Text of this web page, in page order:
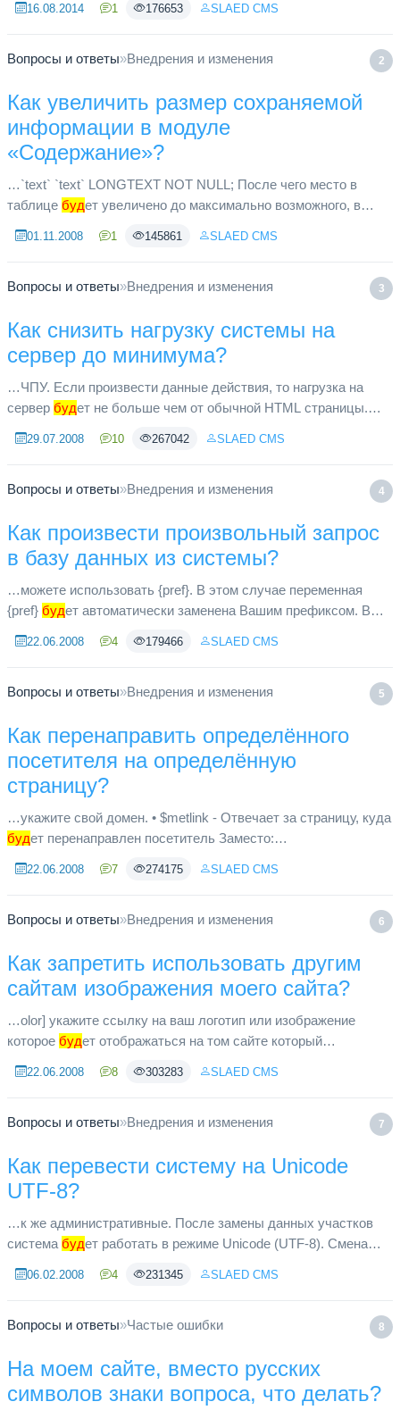
мне не изменяет памя...
16.08.2014 1 176653 SLAED CMS
2
Вопросы и ответы»Внедрения и изменения
Как увеличить размер сохраняемой
информации в модуле
«Содержание»?
…`text` `text` LONGTEXT NOT NULL; После чего место в
таблице будет увеличено до максимально возможного, в
допустимые размеры зав...
01.11.2008 1 145861 SLAED CMS
3
Вопросы и ответы»Внедрения и изменения
Как снизить нагрузку системы на
сервер до минимума?
…ЧПУ. Если произвести данные действия, то нагрузка на
сервер будет не больше чем от обычной HTML страницы.
включить анализатор базы...
29.07.2008 10 267042 SLAED CMS
4
Вопросы и ответы»Внедрения и изменения
Как произвести произвольный запрос
в базу данных из системы?
…можете использовать {pref}. В этом случае переменная
{pref} будет автоматически заменена Вашим префиксом. В
зарегистрирова...
22.06.2008 4 179466 SLAED CMS
5
Вопросы и ответы»Внедрения и изменения
Как перенаправить определённого
посетителя на определённую
страницу?
…укажите свой домен. • $metlink - Отвечает за страницу, куда
будет перенаправлен посетитель Заместо:
или сайт. [u]Перенапр...
22.06.2008 7 274175 SLAED CMS
6
Вопросы и ответы»Внедрения и изменения
Как запретить использовать другим
сайтам изображения моего сайта?
…olor] укажите ссылку на ваш логотип или изображение
которое будет отображаться на том сайте который
использовать изображ...
22.06.2008 8 303283 SLAED CMS
7
Вопросы и ответы»Внедрения и изменения
Как перевести систему на Unicode
UTF-8?
…к же административные. После замены данных участков
система будет работать в режиме Unicode (UTF-8). Смена
проектов с больш...
06.02.2008 4 231345 SLAED CMS
8
Вопросы и ответы»Частые ошибки
На моем сайте, вместо русских
символов знаки вопроса, что делать?